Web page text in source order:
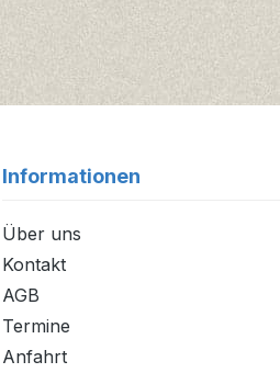
Informationen
Über uns
Kontakt
AGB
Termine
Anfahrt